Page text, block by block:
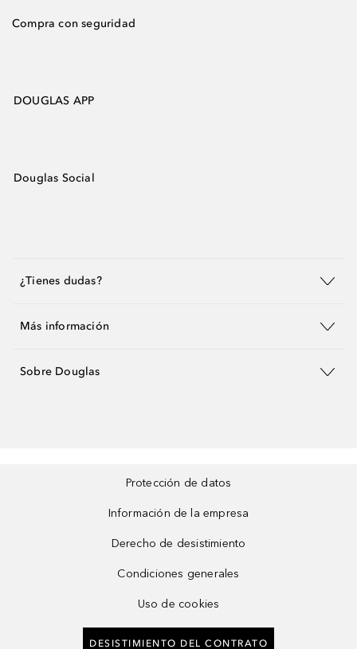
Compra con seguridad
DOUGLAS APP
Douglas Social
¿Tienes dudas?
Más información
Sobre Douglas
Protección de datos
Información de la empresa
Derecho de desistimiento
Condiciones generales
Uso de cookies
DESISTIMIENTO DEL CONTRATO